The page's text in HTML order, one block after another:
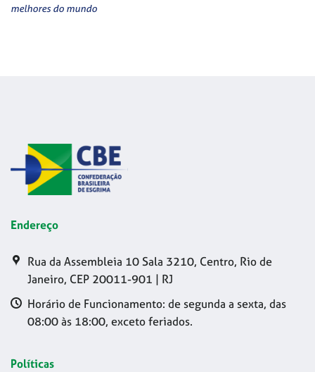
melhores do mundo
Endereço
Rua da Assembleia 10 Sala 3210, Centro, Rio de
Janeiro, CEP 20011-901 | RJ
Horário de Funcionamento: de segunda a sexta, das
08:00 às 18:00, exceto feriados.
Políticas